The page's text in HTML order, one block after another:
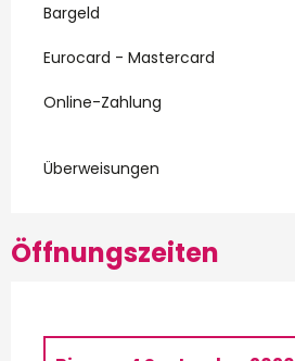
Bargeld
Eurocard - Mastercard
Online-Zahlung
Überweisungen
Öffnungszeiten